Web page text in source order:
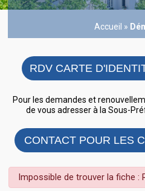
Accueil »
RDV CARTE
Pour les demandes et
de vous adresser à la Sous-
CONTACT POUR LES
Impossible de trouver la fiche :